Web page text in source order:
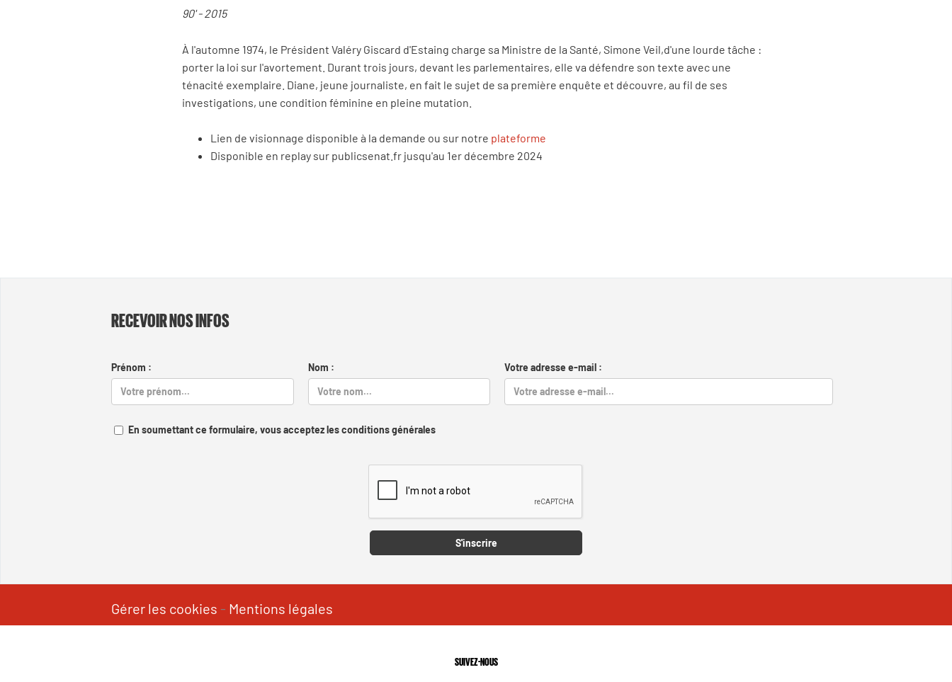
90' - 2015
À l'automne 1974, le Président Valéry Giscard d'Estaing charge sa Ministre de la Santé, Simone Veil,d'une lourde tâche :
porter la loi sur l'avortement. Durant trois jours, devant les parlementaires, elle va défendre son texte avec une
ténacité exemplaire. Diane, jeune journaliste, en fait le sujet de sa première enquête et découvre, au fil de ses
investigations, une condition féminine en pleine mutation.
Lien de visionnage disponible à la demande ou sur notre plateforme
Disponible en replay sur publicsenat.fr jusqu'au 1er décembre 2024
RECEVOIR NOS INFOS
Prénom : Nom : Votre adresse e-mail :
En soumettant ce formulaire, vous acceptez les conditions générales
S'inscrire
Gérer les cookies - Mentions légales
SUIVEZ-NOUS